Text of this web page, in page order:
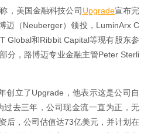
，美国金融科技公司 Upgrade宣布完
迈（Neuberger）领投，LuminArx C
Global和Ribbit Capital等现有股东参
分，路博迈专业金融主管Peter Sterli
创立了Upgrade，他表示这是公司自
过去三年，公司现金流一直为正，无
后，公司估值达73亿美元，并计划在